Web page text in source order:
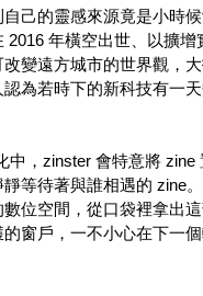
己的靈感來源竟是小時
2016 年橫空出世、以擴
改變遠方城市的世界觀，
為若時下的新科技有一
中，zinster 會特意將
等待著與誰相遇的 zine
位空間，從口袋裡拿出
窗戶，一不小心在下一